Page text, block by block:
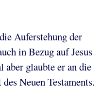
Auferstehung der
in Bezug auf Jesus
glaubte er an die
Neuen Testaments.